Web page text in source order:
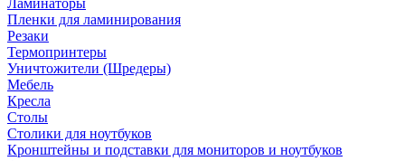
Ламинаторы
Пленки для ламинирования
Резаки
Термопринтеры
Уничтожители (Шредеры)
Мебель
Кресла
Столы
Столики для ноутбуков
Кронштейны и подставки для мониторов и ноутбуков